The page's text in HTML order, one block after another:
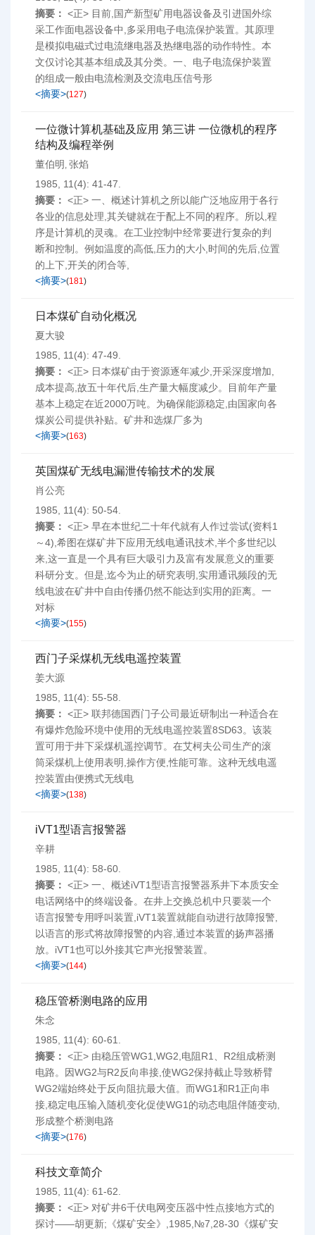
摘要： <正> 目前,国产新型矿用电器设备及引进国外综
采工作面电器设备中,多采用电子电流保护装置。其原理
是模拟电磁式过电流继电器及热继电器的动作特性。本
文仅讨论其基本组成及其分类。一、电子电流保护装置
的组成一般由电流检测及交流电压信号形
<摘要>(127)
一位微计算机基础及应用 第三讲 一位微机的程序
结构及编程举例
董伯明 , 张焰
1985, 11(4): 41-47.
摘要： <正> 一、概述计算机之所以能广泛地应用于各行
各业的信息处理,其关键就在于配上不同的程序。所以,程
序是计算机的灵魂。在工业控制中经常要进行复杂的判
断和控制。例如温度的高低,压力的大小,时间的先后,位置
的上下,开关的闭合等,
<摘要>(181)
日本煤矿自动化概况
夏大骏
1985, 11(4): 47-49.
摘要： <正> 日本煤矿由于资源逐年减少,开采深度增加,
成本提高,故五十年代后,生产量大幅度减少。目前年产量
基本上稳定在近2000万吨。为确保能源稳定,由国家向各
煤炭公司提供补贴。矿井和选煤厂多为
<摘要>(163)
英国煤矿无线电漏泄传输技术的发展
肖公亮
1985, 11(4): 50-54.
摘要： <正> 早在本世纪二十年代就有人作过尝试(资料1
～4),希图在煤矿井下应用无线电通讯技术,半个多世纪以
来,这一直是一个具有巨大吸引力及富有发展意义的重要
科研分支。但是,迄今为止的研究表明,实用通讯频段的无
线电波在矿井中自由传播仍然不能达到实用的距离。一
对标
<摘要>(155)
西门子采煤机无线电遥控装置
姜大源
1985, 11(4): 55-58.
摘要： <正> 联邦德国西门子公司最近研制出一种适合在
有爆炸危险环境中使用的无线电遥控装置8SD63。该装
置可用于井下采煤机遥控调节。在艾柯夫公司生产的滚
筒采煤机上使用表明,操作方便,性能可靠。这种无线电遥
控装置由便携式无线电
<摘要>(138)
iVT1型语言报警器
辛耕
1985, 11(4): 58-60.
摘要： <正> 一、概述iVT1型语言报警器系井下本质安全
电话网络中的终端设备。在井上交换总机中只要装一个
语言报警专用呼叫装置,iVT1装置就能自动进行故障报警,
以语言的形式将故障报警的内容,通过本装置的扬声器播
放。iVT1也可以外接其它声光报警装置。
<摘要>(144)
稳压管桥测电路的应用
朱念
1985, 11(4): 60-61.
摘要： <正> 由稳压管WG1,WG2,电阻R1、R2组成桥测
电路。因WG2与R2反向串接,使WG2保持截止导致桥臂
WG2端始终处于反向阻抗最大值。而WG1和R1正向串
接,稳定电压输入随机变化促使WG1的动态电阻伴随变动,
形成整个桥测电路
<摘要>(176)
科技文章简介
1985, 11(4): 61-62.
摘要： <正> 对矿井6千伏电网变压器中性点接地方式的
探讨——胡更新;《煤矿安全》,1985,№7,28-30《煤矿安